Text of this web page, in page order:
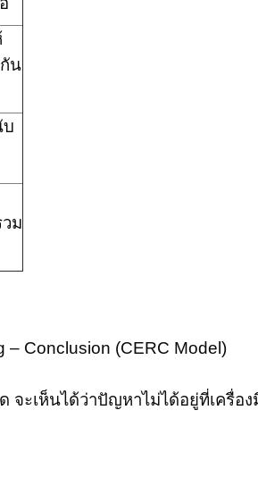
น
บ
ม
– Conclusion (CERC Model)
ด จะเห็นได้ว่าปัญหาไม่ได้อยู่ที่เครื่